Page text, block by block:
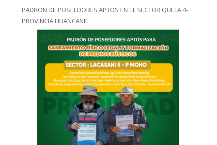
PADRON DE POSEEDORES APTOS EN EL SECTOR QUELA 4-
PROVINCIA HUANCANE.